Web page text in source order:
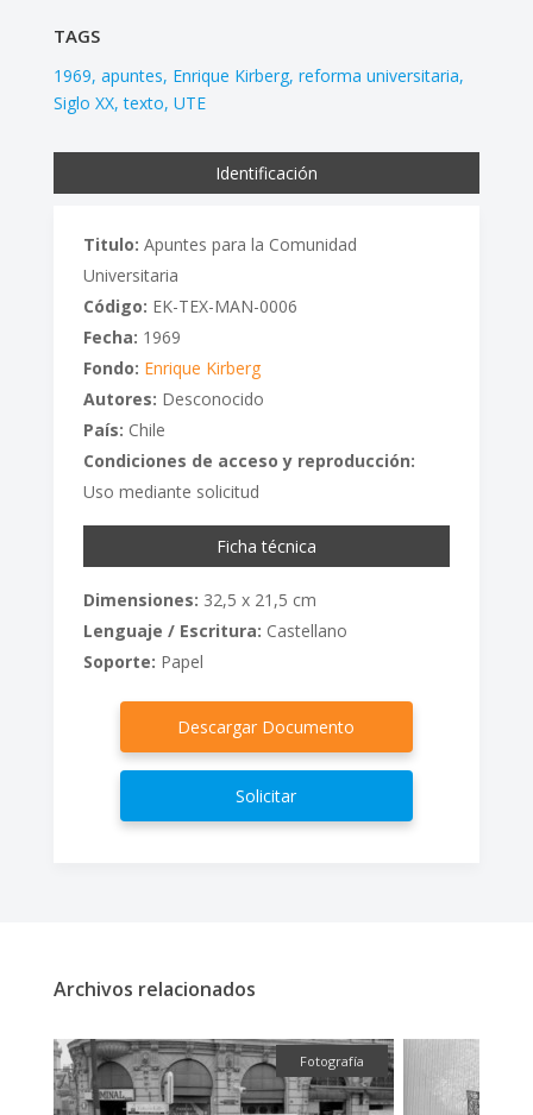
TAGS
1969 apuntes Enrique Kirberg reforma universitaria
Siglo XX texto UTE
Identificación
Titulo: Apuntes para la Comunidad
Universitaria
Código: EK-TEX-MAN-0006
Fecha: 1969
Fondo: Enrique Kirberg
Autores: Desconocido
País: Chile
Condiciones de acceso y reproducción:
Uso mediante solicitud
Ficha técnica
Dimensiones: 32,5 x 21,5 cm
Lenguaje / Escritura: Castellano
Soporte: Papel
Descargar Documento
Solicitar
Archivos relacionados
Fotografía